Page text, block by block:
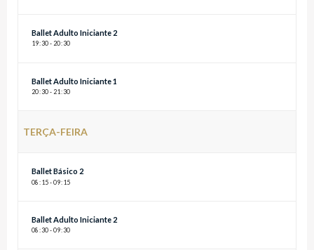
Ballet Adulto Iniciante 2
19:30 - 20:30
Ballet Adulto Iniciante 1
20:30 - 21:30
TERÇA-FEIRA
Ballet Básico 2
08:15 - 09:15
Ballet Adulto Iniciante 2
08:30 - 09:30